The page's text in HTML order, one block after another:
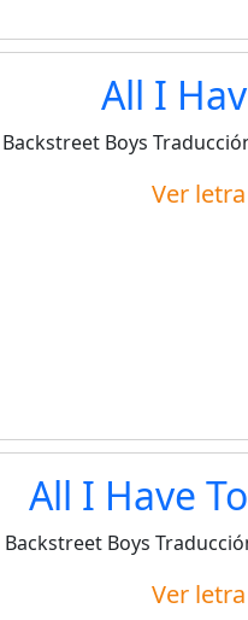
All I
Backstreet Boys
Ver
All I Have
Backstreet Boys
Ver